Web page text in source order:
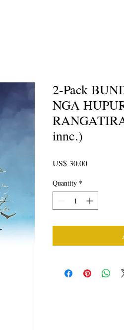
2-Pack
NGA
innc.)
US$ 30.00Price
Quantity *